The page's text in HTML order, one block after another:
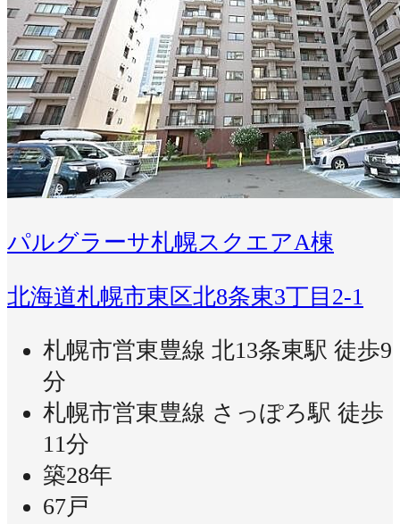
パルグラーサ札幌スクエアA棟
北海道札幌市東区北8条東3丁目2-1
札幌市営東豊線 北13条東駅 徒歩9
分
札幌市営東豊線 さっぽろ駅 徒歩
11分
築28年
67戸